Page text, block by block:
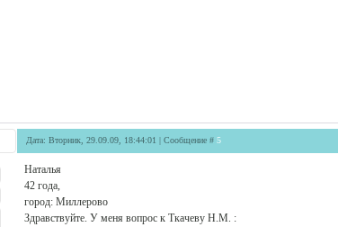
Дата: Вторник, 29.09.09, 18:44:01 | Сообщение # 5
Наталья
42 года,
город: Миллерово
Здравствуйте. У меня вопрос к Ткачеву Н.М. :